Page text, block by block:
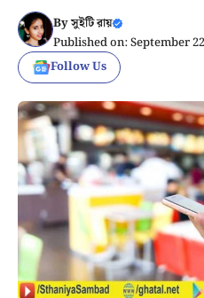
Byসুইটি রায়
Published on: September
Follow Us